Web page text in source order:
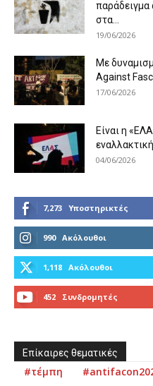
παράδειγμα
στα...
19/06/2026
Με
Against
17/06/2026
Είναι η
04/06/2026
7,273 Υποστηρικτές
990 Ακόλουθοι
1,118 Ακόλουθοι
452 Συνδρομητές
Επίκαιρες θεματικές
#τέμπη